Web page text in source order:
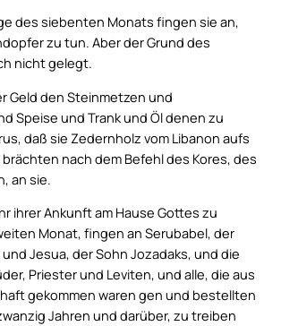
des siebenten Monats fingen sie an,
zu tun. Aber der Grund des
nicht gelegt.
Geld den Steinmetzen und
Speise und Trank und Öl denen zu
daß sie Zedernholz vom Libanon aufs
nach dem Befehl des Kores, des
an sie.
ihrer Ankunft am Hause Gottes zu
Monat, fingen an Serubabel, der
Jesua, der Sohn Jozadaks, und die
Priester und Leviten, und alle, die aus
gekommen waren gen und bestellten
Jahren und darüber, zu treiben